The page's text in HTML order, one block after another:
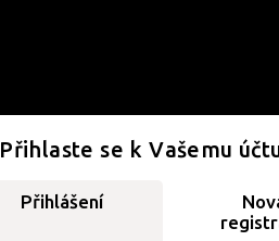
Přihlaste se k Vašemu
Přihlášení